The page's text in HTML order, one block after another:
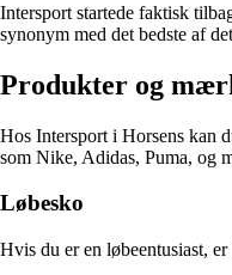
Intersport startede faktisk
synonym med det bedste af
Produkter og
Hos Intersport i Horsens kan
som Nike, Adidas, Puma, og
Løbesko
Hvis du er en løbeentusiast,